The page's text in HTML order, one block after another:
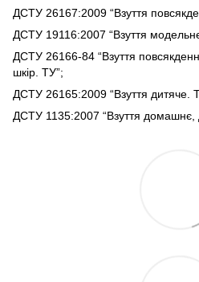
ДСТУ 26167:2009 “Взуття
ДСТУ 19116:2007 “Взуття
ДСТУ 26166-84 “Взуття
шкір. ТУ”;
ДСТУ 26165:2009 “Взуття дитяче.
ДСТУ 1135:2007 “Взуття